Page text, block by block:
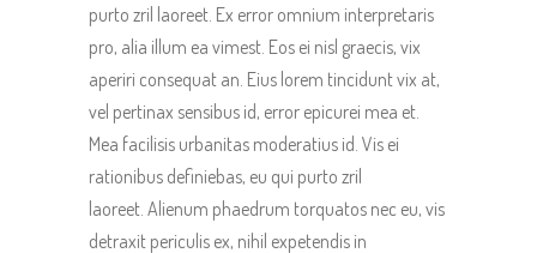
purto zril laoreet. Ex error omnium interpretaris
pro, alia illum ea vimest. Eos ei nisl graecis, vix
aperiri consequat an. Eius lorem tincidunt vix at,
vel pertinax sensibus id, error epicurei mea et.
Mea facilisis urbanitas moderatius id. Vis ei
rationibus definiebas, eu qui purto zril
laoreet. Alienum phaedrum torquatos nec eu, vis
detraxit periculis ex, nihil expetendis in